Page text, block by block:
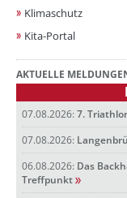
Klimaschutz
Kita-Portal
AKTUELLE
07.08.2026: 7.
07.08.2026:
06.08.2026: Das
Treffpunkt